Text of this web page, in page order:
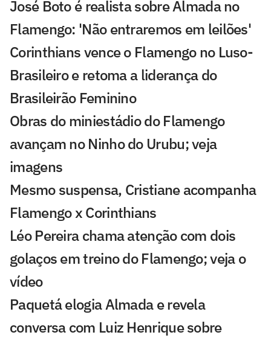
José Boto é realista sobre Almada no
Flamengo: 'Não entraremos em leilões'
Corinthians vence o Flamengo no Luso-
Brasileiro e retoma a liderança do
Brasileirão Feminino
Obras do miniestádio do Flamengo
avançam no Ninho do Urubu; veja
imagens
Mesmo suspensa, Cristiane acompanha
Flamengo x Corinthians
Léo Pereira chama atenção com dois
golaços em treino do Flamengo; veja o
vídeo
Paquetá elogia Almada e revela
conversa com Luiz Henrique sobre